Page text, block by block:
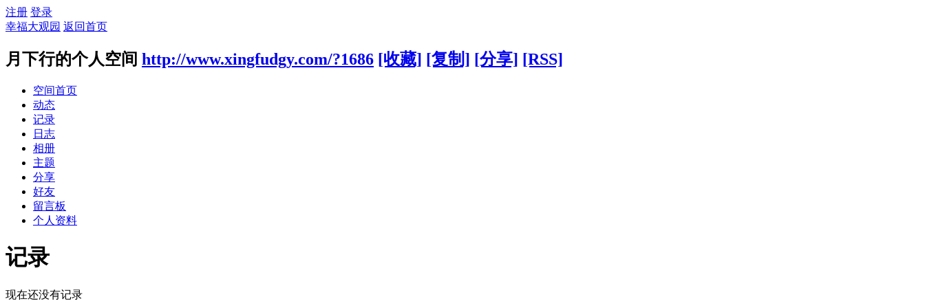
注册 登录
幸福大观园 返回首页
月下行的个人空间 http://www.xingfudgy.com/?1686 [收藏] [复制] [分享] [RSS]
空间首页
动态
记录
日志
相册
主题
分享
好友
留言板
个人资料
记录
现在还没有记录